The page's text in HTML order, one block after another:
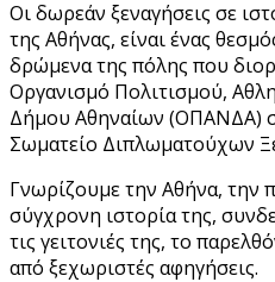
Οι δωρεάν ξεναγήσεις σε
της Αθήνας, είναι ένας
δρώμενα της πόλης που
Οργανισμό Πολιτισμού,
Δήμου Αθηναίων (ΟΠΑΝΔΑ)
Σωματείο Διπλωματούχων
Γνωρίζουμε την Αθήνα, την
σύγχρονη ιστορία της,
τις γειτονιές της, το
από ξεχωριστές αφηγήσεις.